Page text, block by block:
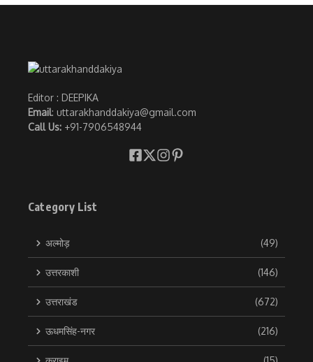
Editor : DEEPIKA
Email: uttarakhanddakiya@gmail.com
Call Us: +91-7906548944
Category List
अल्मोड़ (49)
उत्तरकाशी (146)
उत्तराखंड (672)
ऊधमसिंह-नगर (216)